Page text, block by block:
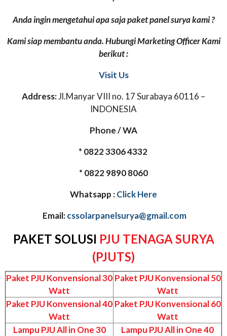
Anda ingin mengetahui apa saja paket panel surya kami ?
Kami siap membantu anda. Hubungi Marketing Officer Kami
berikut :
Visit Us
Address:Jl.Manyar VIII no. 17 Surabaya 60116 –
INDONESIA
Phone / WA
* 0822 3306 4332
* 0822 9890 8060
Whatsapp :Click Here
Email:cssolarpanelsurya@gmail.com
PAKET SOLUSI PJU TENAGA SURYA
(PJUTS)
Paket PJU Konvensional 30
Watt
Paket PJU Konvensional 50
Watt
Paket PJU Konvensional 40
Watt
Paket PJU Konvensional 60
Watt
Lampu PJU All in One 30
Lampu PJU All in One 40